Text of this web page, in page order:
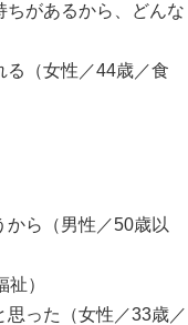
ちがあるから、どんな
る（女性／44歳／食
から（男性／50歳以
）
思った（女性／33歳／